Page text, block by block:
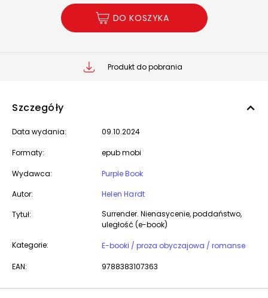
DO KOSZYKA
Produkt do pobrania
Szczegóły
Data wydania: 09.10.2024
Formaty: epub mobi
Wydawca:
Purple Book
Autor:
Helen Hardt
Tytuł:
Surrender. Nienasycenie, poddaństwo,
uległość (e-book)
Kategorie:
E-booki / proza obyczajowa / romanse
EAN: 9788383107363